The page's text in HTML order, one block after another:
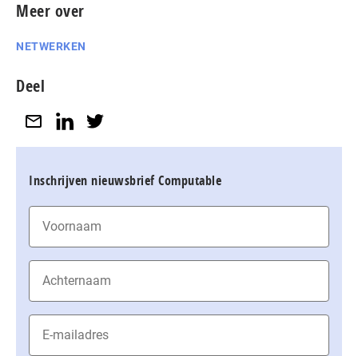
Meer over
NETWERKEN
Deel
Inschrijven nieuwsbrief Computable